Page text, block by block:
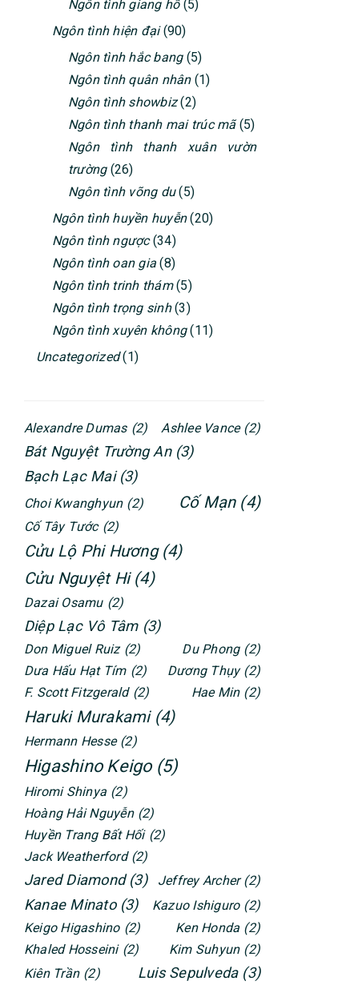
Ngôn tình giang hồ(5)
Ngôn tình hiện đại(90)
Ngôn tình hắc bang(5)
Ngôn tình quân nhân(1)
Ngôn tình showbiz(2)
Ngôn tình thanh mai trúc mã(5)
Ngôn tình thanh xuân vườn
trường(26)
Ngôn tình võng du(5)
Ngôn tình huyền huyễn(20)
Ngôn tình ngược(34)
Ngôn tình oan gia (8)
Ngôn tình trinh thám(5)
Ngôn tình trọng sinh(3)
Ngôn tình xuyên không(11)
Uncategorized(1)
Alexandre Dumas (2) Ashlee Vance (2)
Bát Nguyệt Trường An (3)
Bạch Lạc Mai (3)
Choi Kwanghyun (2) Cố Mạn (4)
Cố Tây Tước (2)
Cửu Lộ Phi Hương (4)
Cửu Nguyệt Hi (4)
Dazai Osamu (2)
Diệp Lạc Vô Tâm (3)
Don Miguel Ruiz (2) Du Phong (2)
Dưa Hấu Hạt Tím (2) Dương Thụy (2)
F. Scott Fitzgerald (2) Hae Min (2)
Haruki Murakami (4)
Hermann Hesse (2)
Higashino Keigo (5)
Hiromi Shinya (2)
Hoàng Hải Nguyễn (2)
Huyền Trang Bất Hối (2)
Jack Weatherford (2)
Jared Diamond (3) Jeffrey Archer (2)
Kanae Minato (3) Kazuo Ishiguro (2)
Keigo Higashino (2) Ken Honda (2)
Khaled Hosseini (2) Kim Suhyun (2)
Kiên Trần (2) Luis Sepulveda (3)